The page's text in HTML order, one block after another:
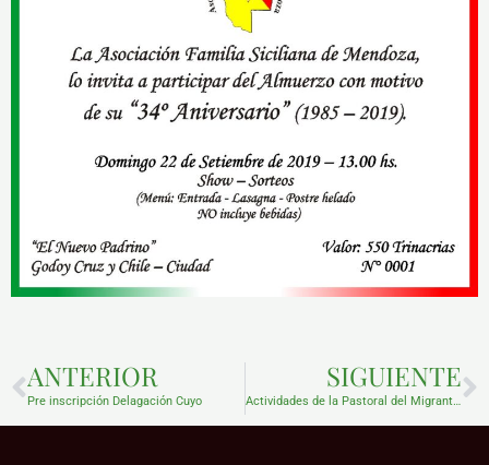
Prev
ANTERIOR
Pre inscripción Delagación Cuyo
SIGUIENTE
Actividades de la Pastoral del Migrante e Itinerante en Mendoza